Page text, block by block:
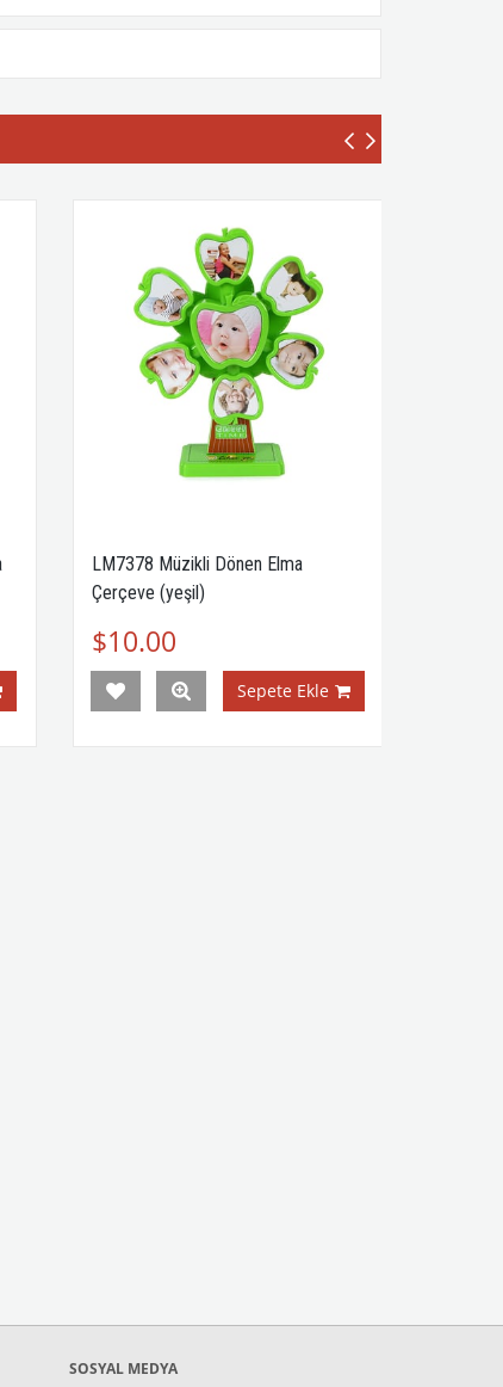
LM7378 Müzikli Dönen Elma
Çerçeve (yeşil)
$10.00
Sepete Ekle
SOSYAL MEDYA